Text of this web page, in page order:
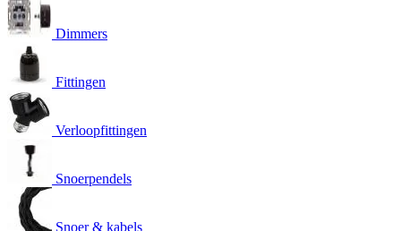
Dimmers
Fittingen
Verloopfittingen
Snoerpendels
Snoer & kabels